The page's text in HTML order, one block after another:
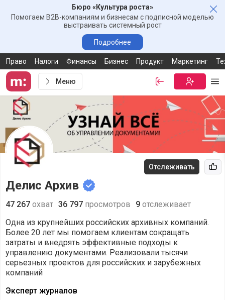
Бюро «Культура роста»
Помогаем B2B-компаниям и бизнесам с подписной моделью
выстраивать системный рост
Подробнее
Право Налоги Финансы Бизнес Продукт Маркетинг
Меню Войти
Отслеживать
Делис Архив
47 267 охват 36 797 просмотров 9 отслеживает
Одна из крупнейших российских архивных компаний.
Более 20 лет мы помогаем клиентам сокращать
затраты и внедрять эффективные подходы к
управлению документами. Реализовали тысячи
серьезных проектов для российских и зарубежных
компаний
Эксперт журналов